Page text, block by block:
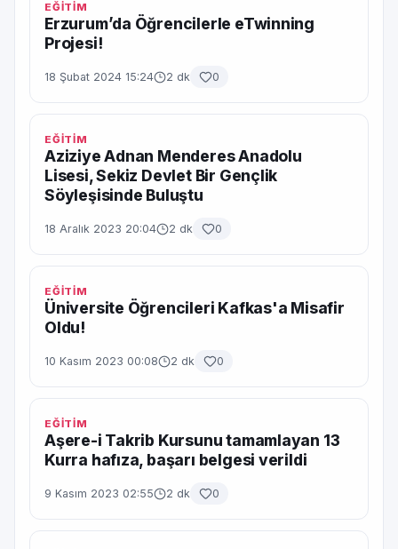
EĞİTİM
Erzurum’da Öğrencilerle eTwinning
Projesi!
18 Şubat 2024 15:24 2 dk 0
EĞİTİM
Aziziye Adnan Menderes Anadolu
Lisesi, Sekiz Devlet Bir Gençlik
Söyleşisinde Buluştu
18 Aralık 2023 20:04 2 dk 0
EĞİTİM
Üniversite Öğrencileri Kafkas'a Misafir
Oldu!
10 Kasım 2023 00:08 2 dk 0
EĞİTİM
Aşere-i Takrib Kursunu tamamlayan 13
Kurra hafıza, başarı belgesi verildi
9 Kasım 2023 02:55 2 dk 0